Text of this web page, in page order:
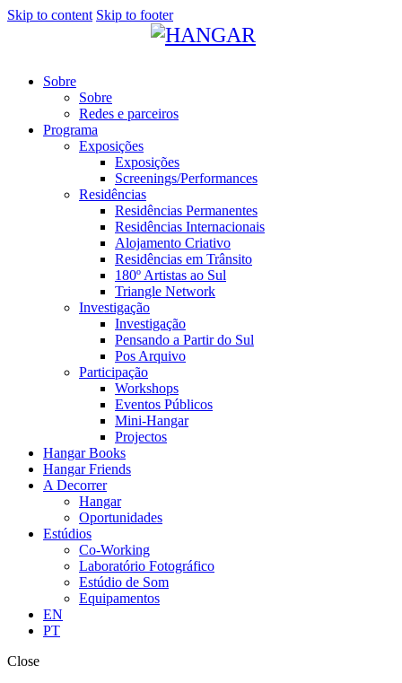
Skip to content Skip to footer
Sobre
Sobre
Redes e parceiros
Programa
Exposições
Exposições
Screenings/Performances
Residências
Residências Permanentes
Residências Internacionais
Alojamento Criativo
Residências em Trânsito
180º Artistas ao Sul
Triangle Network
Investigação
Investigação
Pensando a Partir do Sul
Pos Arquivo
Participação
Workshops
Eventos Públicos
Mini-Hangar
Projectos
Hangar Books
Hangar Friends
A Decorrer
Hangar
Oportunidades
Estúdios
Co-Working
Laboratório Fotográfico
Estúdio de Som
Equipamentos
EN
PT
Close